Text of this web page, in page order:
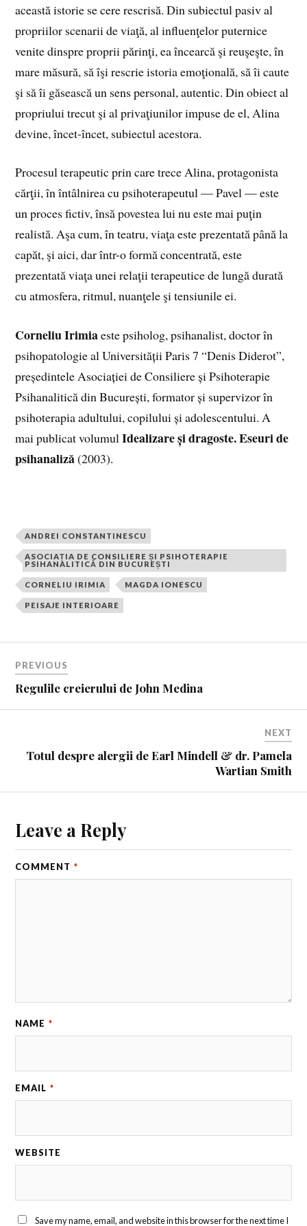
această istorie se cere rescrisă. Din subiectul pasiv al
propriilor scenarii de viaţă, al influenţelor puternice
venite dinspre proprii părinţi, ea încearcă şi reuşeşte, în
mare măsură, să îşi rescrie istoria emoţională, să îi caute
şi să îi găsească un sens personal, autentic. Din obiect al
propriului trecut şi al privaţiunilor impuse de el, Alina
devine, încet-încet, subiectul acestora.
Procesul terapeutic prin care trece Alina, protagonista
cărţii, în întâlnirea cu psihoterapeutul — Pavel — este
un proces fictiv, însă povestea lui nu este mai puţin
realistă. Aşa cum, în teatru, viaţa este prezentată până la
capăt, şi aici, dar într-o formă concentrată, este
prezentată viaţa unei relaţii terapeutice de lungă durată
cu atmosfera, ritmul, nuanţele şi tensiunile ei.
Corneliu Irimiaeste psiholog, psihanalist, doctor în
psihopatologie al Universității Paris 7 “Denis Diderot”,
președintele Asociației de Consiliere și Psihoterapie
Psihanalitică din București, formator și supervizor în
psihoterapia adultului, copilului și adolescentului. A
mai publicat volumulIdealizare și dragoste. Eseuri de
psihanaliză(2003).
ANDREI CONSTANTINESCU
ASOCIAȚIA DE CONSILIERE ȘI PSIHOTERAPIE
PSIHANALITICĂ DIN BUCUREȘTI
CORNELIU IRIMIA MAGDA IONESCU
PEISAJE INTERIOARE
PREVIOUS
Regulile creierului de John Medina
NEXT
Totul despre alergii de Earl Mindell & dr. Pamela
Wartian Smith
Leave a Reply
COMMENT *
NAME *
EMAIL *
WEBSITE
Save my name, email, and website in this browser for the next time I